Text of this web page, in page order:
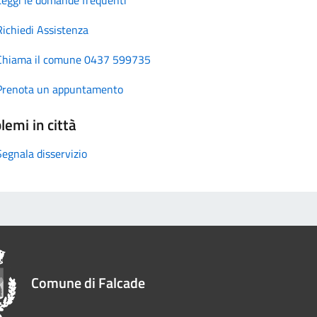
Assistenza
il comune 0437 599735
un appuntamento
in città
disservizio
Comune di Falcade